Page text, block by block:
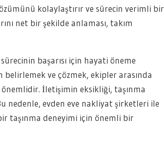
kolaylaştırır ve sürecin verimli bir
net bir şekilde anlaması, takım
başarısı için hayati öneme
ve çözmek, ekipler arasında
İletişimin eksikliği, taşınma
nedenle, evden eve nakliyat şirketleri ile
taşınma deneyimi için önemli bir